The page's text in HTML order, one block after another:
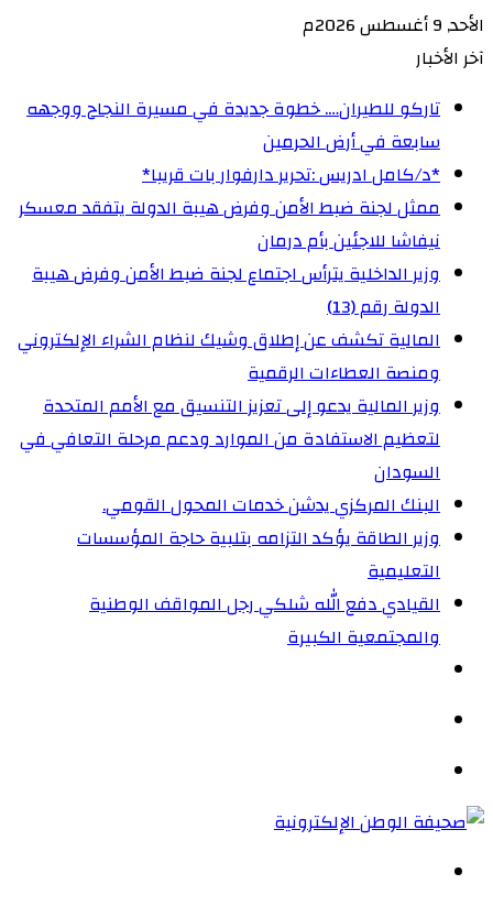
الأحد, 9 أغسطس 2026م
آخر الأخبار
تاركو للطيران…. خطوة جديدة في مسيرة النجاح ووجهه
سابعة في أرض الحرمين
‏*د/كامل ادريس :تحرير دارفوار بات قريبا*
ممثل لجنة ضبط الأمن وفرض هيبة الدولة يتفقد معسكر
نيفاشا للاجئين بأم درمان
وزير الداخلية يترأس اجتماع لجنة ضبط الأمن وفرض هيبة
الدولة رقم (13)
المالية تكشف عن إطلاق وشيك لنظام الشراء الإلكتروني
ومنصة العطاءات الرقمية
وزير المالية يدعو إلى تعزيز التنسيق مع الأمم المتحدة
لتعظيم الاستفادة من الموارد ودعم مرحلة التعافي في
السودان
البنك المركزي يدشن خدمات المحول القومي.
وزير الطاقة يؤكد التزامه بتلبية حاجة المؤسسات
التعليمية
القيادي دفع الله شلكي رجل المواقف الوطنية
والمجتمعية الكبيرة